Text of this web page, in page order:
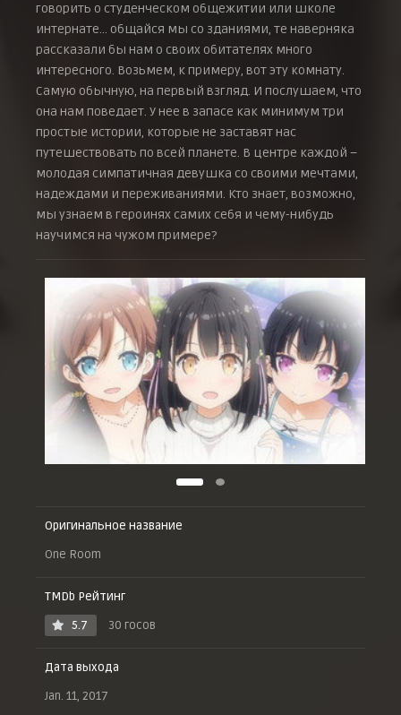
говорить о студенческом общежитии или школе
интернате… общайся мы со зданиями, те наверняка
рассказали бы нам о своих обитателях много
интересного. Возьмем, к примеру, вот эту комнату.
Самую обычную, на первый взгляд. И послушаем, что
она нам поведает. У нее в запасе как минимум три
простые истории, которые не заставят нас
путешествовать по всей планете. В центре каждой –
молодая симпатичная девушка со своими мечтами,
надеждами и переживаниями. Кто знает, возможно,
мы узнаем в героинях самих себя и чему-нибудь
научимся на чужом примере?
Оригинальное название
One Room
TMDb Рейтинг
5.7
30 госов
Дата выхода
Jan. 11, 2017